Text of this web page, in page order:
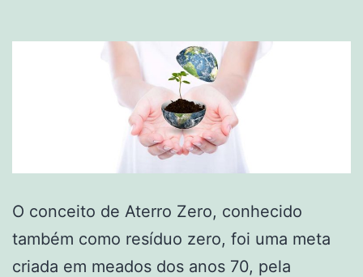
O conceito de Aterro Zero, conhecido
também como resíduo zero, foi uma meta
criada em meados dos anos 70, pela